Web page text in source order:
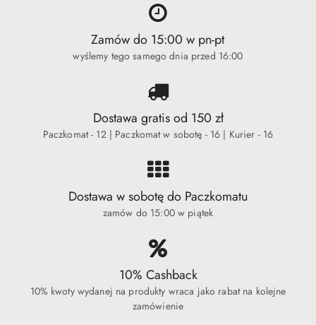
Zamów do 15:00 w pn-pt
wyślemy tego samego dnia przed 16:00
Dostawa gratis od 150 zł
Paczkomat - 12 | Paczkomat w sobotę - 16 | Kurier - 16
Dostawa w sobotę do Paczkomatu
zamów do 15:00 w piątek
10% Cashback
10% kwoty wydanej na produkty wraca jako rabat na kolejne
zamówienie